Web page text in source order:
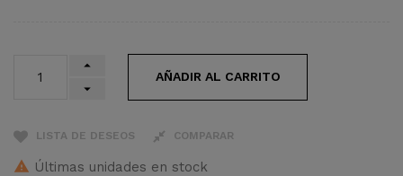
AÑADIR AL CARRITO
LISTA DE DESEOS COMPARAR
Últimas unidades en stock